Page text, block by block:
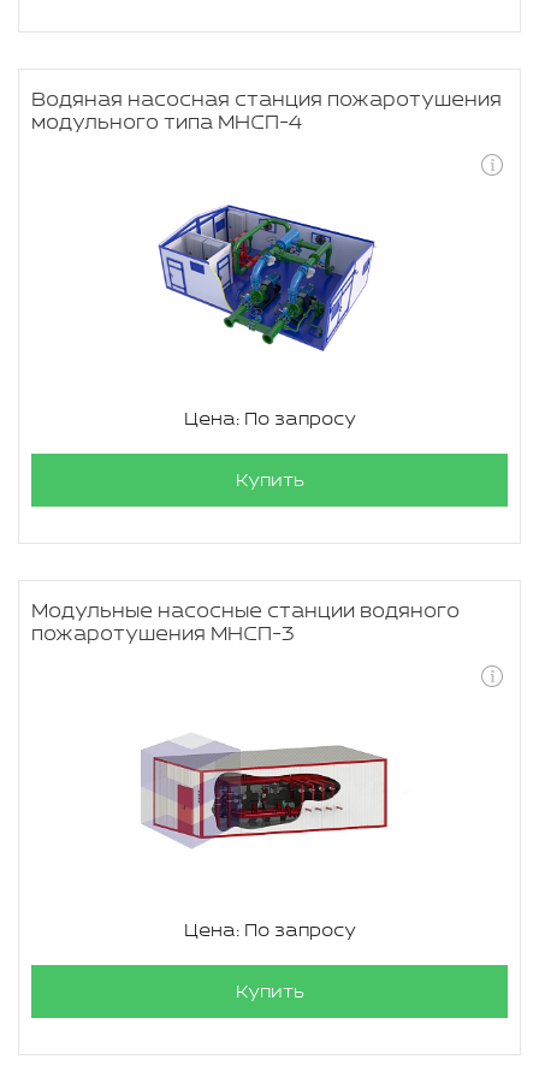
Водяная насосная станция пожаротушения
модульного типа МНСП-4
Цена: По запросу
Купить
Модульные насосные станции водяного
пожаротушения МНСП-3
Цена: По запросу
Купить